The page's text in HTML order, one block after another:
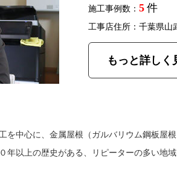
施工事例数： 5 件
工事店住所：千葉県山
もっと詳しく
を中心に、金属屋根（ガルバリウム鋼板屋
以上の歴史がある、リピーターの多い地域